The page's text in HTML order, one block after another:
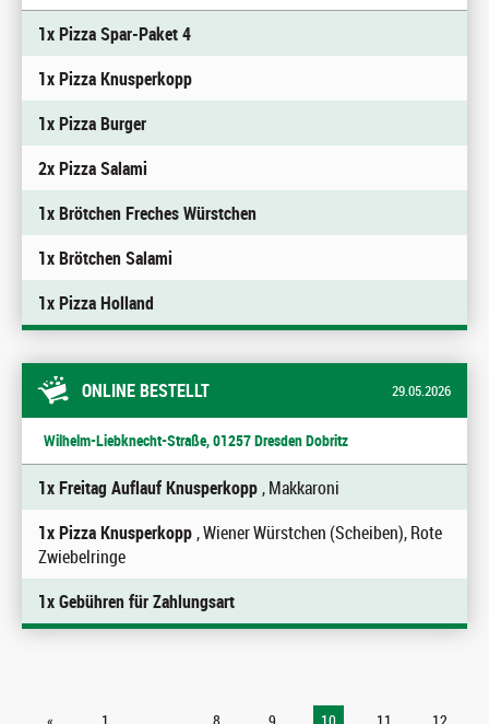
1x Pizza Spar-Paket 4
1x Pizza Knusperkopp
1x Pizza Burger
2x Pizza Salami
1x Brötchen Freches Würstchen
1x Brötchen Salami
1x Pizza Holland
ONLINE BESTELLT 29.05.2026
Wilhelm-Liebknecht-Straße, 01257 Dresden Dobritz
1x Freitag Auflauf Knusperkopp, Makkaroni
1x Pizza Knusperkopp, Wiener Würstchen (Scheiben), Rote
Zwiebelringe
1x Gebühren für Zahlungsart